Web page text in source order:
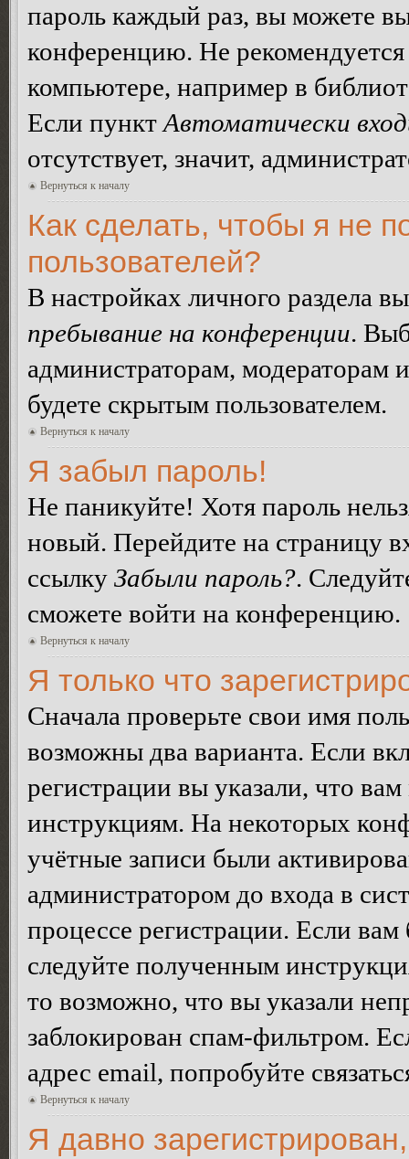
пароль каждый раз, вы можете
конференцию. Не
компьютере, например в
Если пункт Автоматически
отсутствует, значит,
Вернуться к началу
Как сделать, чтобы я не
пользователей?
В настройках личного раздела
пребывание на конференции.
администраторам, модераторам
будете скрытым пользователем.
Вернуться к началу
Я забыл пароль!
Не паникуйте! Хотя пароль
новый. Перейдите на страницу
ссылку Забыли пароль?.
сможете войти на конференцию.
Вернуться к началу
Я только что
Сначала проверьте свои имя
возможны два варианта. Если
регистрации вы указали, что
инструкциям. На некоторых
учётные записи были
администратором до входа в
процессе регистрации. Если
следуйте полученным
то возможно, что вы указали
заблокирован спам-фильтром.
адрес email, попробуйте
Вернуться к началу
Я давно